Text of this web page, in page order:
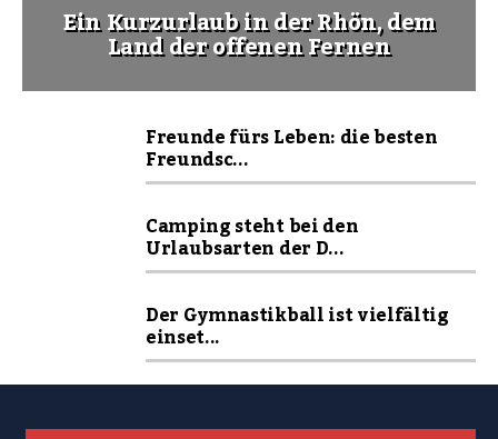
Ein Kurzurlaub in der Rhön, dem
Land der offenen Fernen
Freunde fürs Leben: die besten
Freundsc...
Camping steht bei den
Urlaubsarten der D...
Der Gymnastikball ist vielfältig
einset...